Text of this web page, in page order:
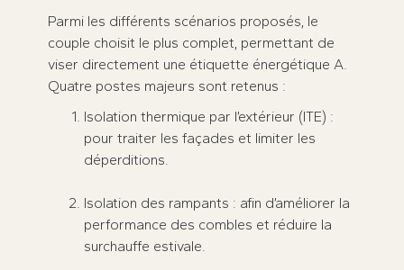
Parmi les différents scénarios proposés, le
couple choisit le plus complet, permettant de
viser directement une étiquette énergétique A.
Quatre postes majeurs sont retenus :
Isolation thermique par l’extérieur (ITE) :
pour traiter les façades et limiter les
déperditions.
Isolation des rampants : afin d’améliorer la
performance des combles et réduire la
surchauffe estivale.